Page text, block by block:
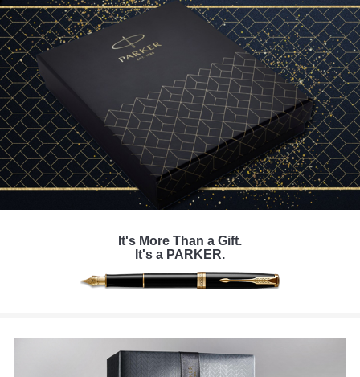
어번 조터 XL 조터
It's More Than a Gift.
It's a PARKER.